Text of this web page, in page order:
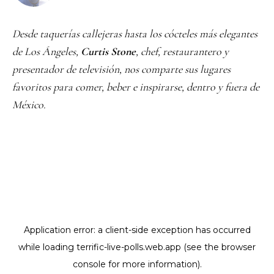
Desde taquerías callejeras hasta los cócteles más elegantes
de Los Ángeles, Curtis Stone, chef, restaurantero y
presentador de televisión, nos comparte sus lugares
favoritos para comer, beber e inspirarse, dentro y fuera de
México.